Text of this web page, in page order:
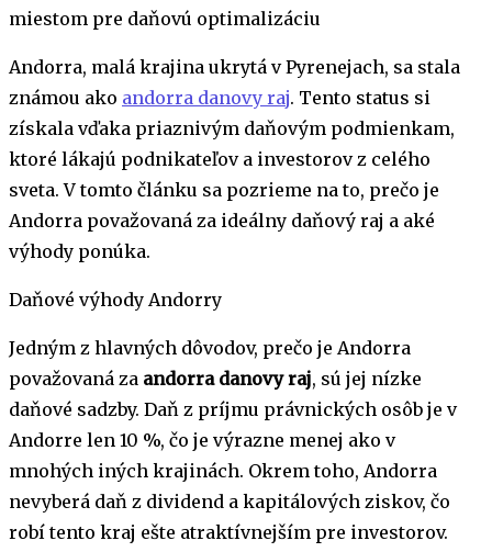
miestom pre daňovú optimalizáciu
Andorra, malá krajina ukrytá v Pyrenejach, sa stala
známou ako andorra danovy raj. Tento status si
získala vďaka priaznivým daňovým podmienkam,
ktoré lákajú podnikateľov a investorov z celého
sveta. V tomto článku sa pozrieme na to, prečo je
Andorra považovaná za ideálny daňový raj a aké
výhody ponúka.
Daňové výhody Andorry
Jedným z hlavných dôvodov, prečo je Andorra
považovaná za andorra danovy raj, sú jej nízke
daňové sadzby. Daň z príjmu právnických osôb je v
Andorre len 10 %, čo je výrazne menej ako v
mnohých iných krajinách. Okrem toho, Andorra
nevyberá daň z dividend a kapitálových ziskov, čo
robí tento kraj ešte atraktívnejším pre investorov.